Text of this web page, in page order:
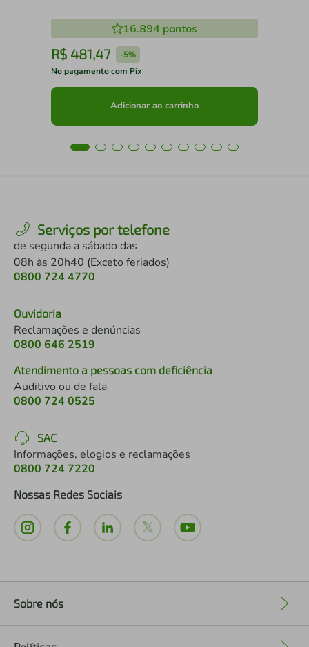
16.894 pontos
R$ 481,47 -5%
No pagamento com Pix
Adicionar ao carrinho
Serviços por telefone
de segunda a sábado das
08h às 20h40 (Exceto feriados)
0800 724 4770
Ouvidoria
Reclamações e denúncias
0800 646 2519
Atendimento a pessoas com deficiência
Auditivo ou de fala
0800 724 0525
SAC
Informações, elogios e reclamações
0800 724 7220
Nossas Redes Sociais
Sobre nós